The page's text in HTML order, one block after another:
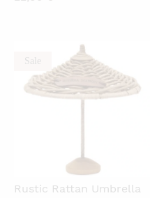
Sale QUICKVIEW
Rustic Rattan Umbrella